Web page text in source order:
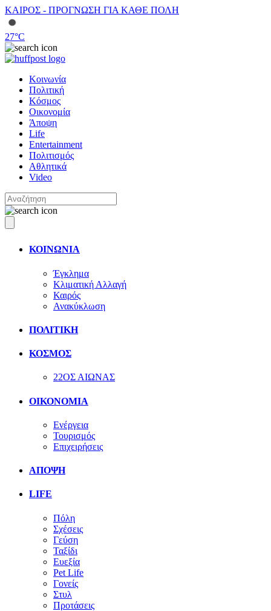
ΚΑΙΡΟΣ - ΠΡΟΓΝΩΣΗ ΓΙΑ ΚΑΘΕ ΠΟΛΗ
27°C
Κοινωνία
Πολιτική
Κόσμος
Οικονομία
Άποψη
Life
Entertainment
Πολιτισμός
Αθλητικά
Video
ΚΟΙΝΩΝΙΑ
Έγκλημα
Κλιματική Αλλαγή
Καιρός
Ανακύκλωση
ΠΟΛΙΤΙΚΗ
ΚΟΣΜΟΣ
22ΟΣ ΑΙΩΝΑΣ
ΟΙΚΟΝΟΜΙΑ
Ενέργεια
Τουρισμός
Επιχειρήσεις
ΑΠΟΨΗ
LIFE
Πόλη
Σχέσεις
Γεύση
Ταξίδι
Ευεξία
Pet Life
Γονείς
Στυλ
Προτάσεις